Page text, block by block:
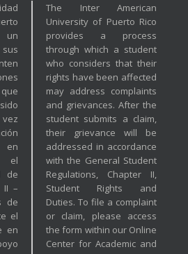
un
el
de
II –
de
el
en
The Inter American
University of Puerto Rico
provides a process
through which a student
who considers that their
rights have been affected
may address complaints
and grievances. After the
student submits a claim,
their grievance will be
addressed in accordance
with the General Student
Regulations, Chapter II,
Student Rights and
Duties. To file a complaint
or claim, please access
the form within our Online
Center for Academic and